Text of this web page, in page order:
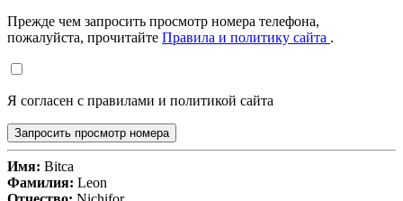
Прежде чем запросить просмотр номера телефона,
пожалуйста, прочитайте Правила и политику сайта .
Я согласен с правилами и политикой сайта
Запросить просмотр номера
Имя: Bitca
Фамилия: Leon